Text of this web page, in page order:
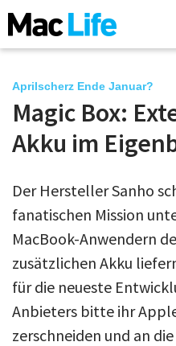
News
Mac
iPad
Tests
Tipps
Magazine
Aprilscherz Ende Januar?
Magic Box:
Akku im
Der Hersteller Sanho
fanatischen Mission
MacBook-Anwendern
zusätzlichen Akku
für die neueste
Anbieters bitte ihr
zerschneiden und an